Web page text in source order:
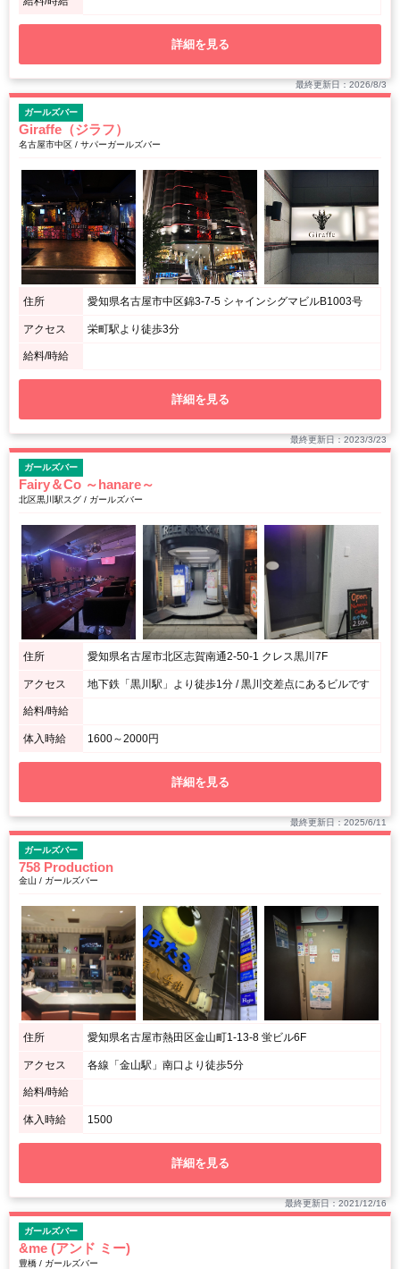
詳細を見る
最終更新日：2026/8/3
ガールズバー
Giraffe（ジラフ）
名古屋市中区 / サパーガールズバー
住所 愛知県名古屋市中区錦3-7-5 シャインシグマビルB1003号
アクセス 栄町駅より徒歩3分
給料/時給
詳細を見る
最終更新日：2023/3/23
ガールズバー
Fairy＆Co ～hanare～
北区黒川駅スグ / ガールズバー
住所 愛知県名古屋市北区志賀南通2-50-1 クレス黒川7F
アクセス 地下鉄「黒川駅」より徒歩1分 / 黒川交差点にあるビルです
給料/時給
体入時給 1600～2000円
詳細を見る
最終更新日：2025/6/11
ガールズバー
758 Production
金山 / ガールズバー
住所 愛知県名古屋市熱田区金山町1-13-8 蛍ビル6F
アクセス 各線「金山駅」南口より徒歩5分
給料/時給
体入時給 1500
詳細を見る
最終更新日：2021/12/16
ガールズバー
&me (アンド ミー)
豊橋 / ガールズバー